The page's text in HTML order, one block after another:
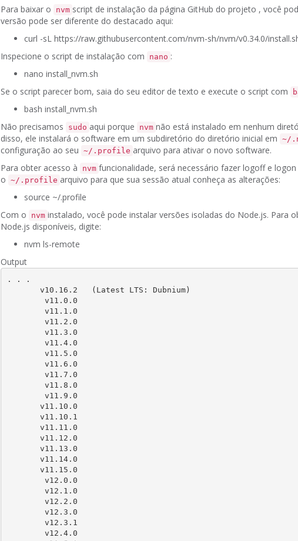
Para baixar o
nvm script de instalação da página GitHub do projeto , você
versão pode ser diferente do destacado aqui:
curl -sL https://raw.githubusercontent.com/nvm-sh/nvm/v0.34.0/
Inspecione o script de instalação com
nano :
nano install_nvm.sh
Se o script parecer bom, saia do seu editor de texto e execute o script com
bash install_nvm.sh
Não precisamos
sudo aqui porque nvm não está instalado em nenhum
disso, ele instalará o software em um subdiretório do diretório inicial em ~/
configuração ao seu ~/.profile arquivo para ativar o novo software.
Para obter acesso à
nvm funcionalidade, será necessário fazer logoff e
o ~/.profile arquivo para que sua sessão atual conheça as alterações:
source ~/.profile
Com o
nvm instalado, você pode instalar versões isoladas do Node.js. Para
Node.js disponíveis, digite:
nvm ls-remote
Output
. . .